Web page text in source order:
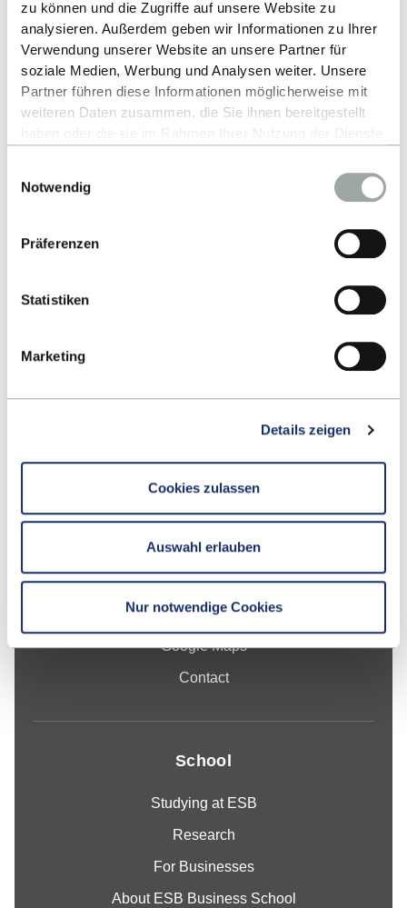
zu können und die Zugriffe auf unsere Website zu
analysieren. Außerdem geben wir Informationen zu Ihrer
Verwendung unserer Website an unsere Partner für
soziale Medien, Werbung und Analysen weiter. Unsere
Partner führen diese Informationen möglicherweise mit
weiteren Daten zusammen, die Sie ihnen bereitgestellt
Alles zum Thema Cookies und personenbezogene
Datenverarbeitung entnehmen Sie unserer
Notwendig
Präferenzen
Statistiken
Marketing
Details zeigen
Cookies zulassen
Auswahl erlauben
Nur notwendige Cookies
International Business (IB) - BSc
BACK TO LIST
Hochschule Reutlingen
Alteburgstraße 150
72762 Reutlingen
-
Google Maps
Contact
School
Studying at ESB
Research
For Businesses
About ESB Business School